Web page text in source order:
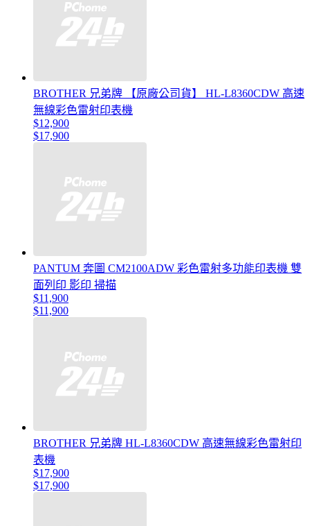
BROTHER 兄弟牌 【原廠公司貨】 HL-L8360CDW 高速
無線彩色雷射印表機
$12,900
$17,900
PANTUM 奔圖 CM2100ADW 彩色雷射多功能印表機 雙
面列印 影印 掃描
$11,900
$11,900
BROTHER 兄弟牌 HL-L8360CDW 高速無線彩色雷射印
表機
$17,900
$17,900